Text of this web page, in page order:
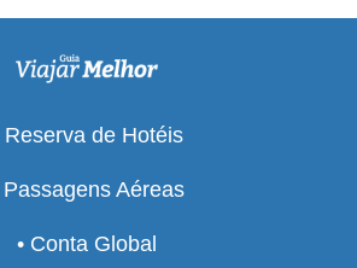
Reserva de Hotéis
Passagens Aéreas
• Conta Global